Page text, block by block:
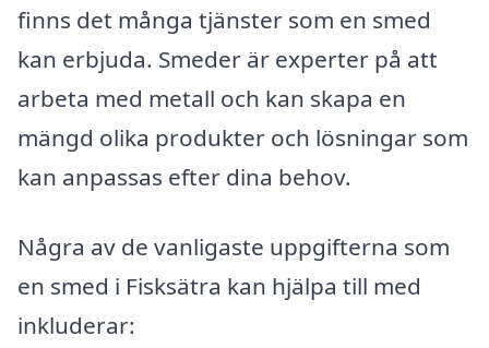
finns det många tjänster som en smed
kan erbjuda. Smeder är experter på att
arbeta med metall och kan skapa en
mängd olika produkter och lösningar som
kan anpassas efter dina behov.
Några av de vanligaste uppgifterna som
en smed i Fisksätra kan hjälpa till med
inkluderar: